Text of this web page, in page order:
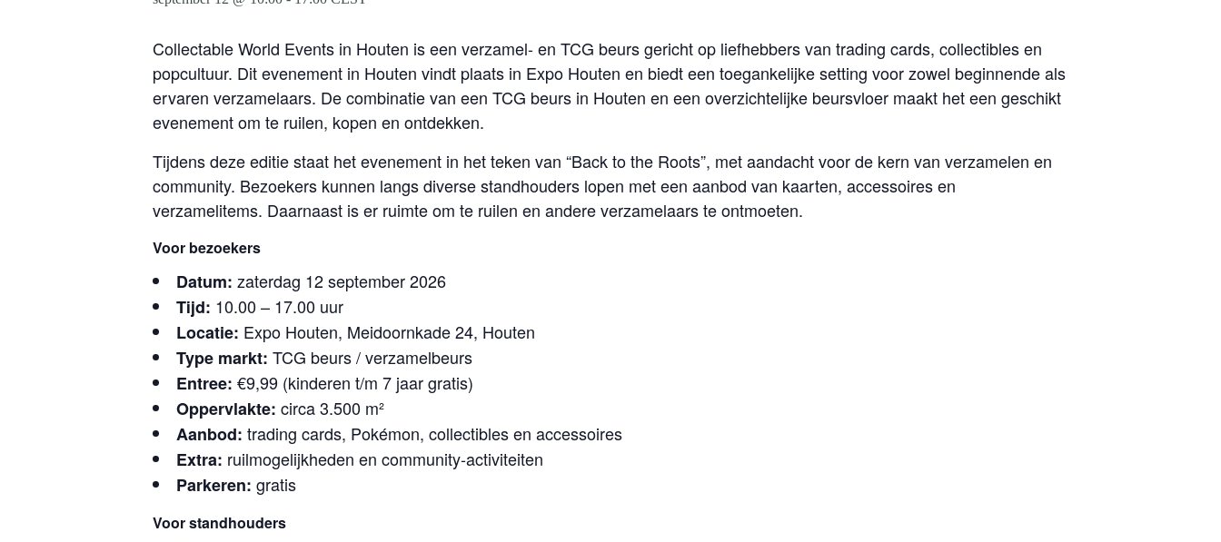
Collectable World Events in Houten is een verzamel- en TCG beurs gericht op liefhebbers van trading cards, collectibles en
popcultuur. Dit evenement in Houten vindt plaats in Expo Houten en biedt een toegankelijke setting voor zowel beginnende als
ervaren verzamelaars. De combinatie van een TCG beurs in Houten en een overzichtelijke beursvloer maakt het een geschikt
evenement om te ruilen, kopen en ontdekken.
Tijdens deze editie staat het evenement in het teken van “Back to the Roots”, met aandacht voor de kern van verzamelen en
community. Bezoekers kunnen langs diverse standhouders lopen met een aanbod van kaarten, accessoires en
verzamelitems. Daarnaast is er ruimte om te ruilen en andere verzamelaars te ontmoeten.
Voor bezoekers
Datum: zaterdag 12 september 2026
Tijd: 10.00 – 17.00 uur
Locatie: Expo Houten, Meidoornkade 24, Houten
Type markt: TCG beurs / verzamelbeurs
Entree: €9,99 (kinderen t/m 7 jaar gratis)
Oppervlakte: circa 3.500 m²
Aanbod: trading cards, Pokémon, collectibles en accessoires
Extra: ruilmogelijkheden en community-activiteiten
Parkeren: gratis
Voor standhouders